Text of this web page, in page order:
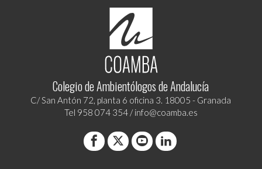
Colegio de Ambientólogos de Andalucía
C/ San Antón 72, planta 6 oficina 3. 18005 - Granada
Tel 958 074 354/info@coamba.es